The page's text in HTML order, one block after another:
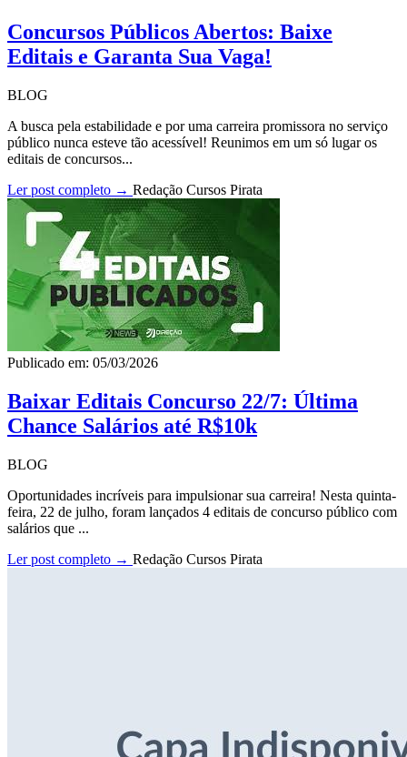
Concursos Públicos Abertos: Baixe
Editais e Garanta Sua Vaga!
BLOG
A busca pela estabilidade e por uma carreira promissora no serviço
público nunca esteve tão acessível! Reunimos em um só lugar os
editais de concursos...
Ler post completo → Redação Cursos Pirata
Publicado em: 05/03/2026
Baixar Editais Concurso 22/7: Última
Chance Salários até R$10k
BLOG
Oportunidades incríveis para impulsionar sua carreira! Nesta quinta-
feira, 22 de julho, foram lançados 4 editais de concurso público com
salários que ...
Ler post completo → Redação Cursos Pirata